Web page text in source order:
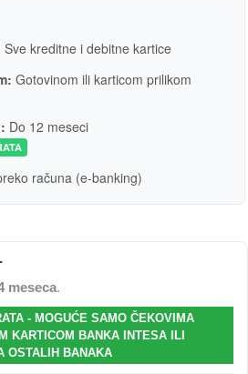
Sve kreditne i debitne kartice
Gotovinom ili karticom prilikom
Do 12 meseci
računa (e-banking)
meseca.
- MOGUĆE SAMO ČEKOVIMA
KARTICOM BANKA INTESA ILI
OSTALIH BANAKA